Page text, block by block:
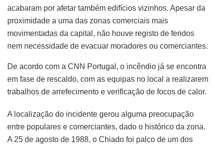
acabaram por afetar também edifícios vizinhos. Apesar da
proximidade a uma das zonas comerciais mais
movimentadas da capital, não houve registo de feridos
nem necessidade de evacuar moradores ou comerciantes.
De acordo com a CNN Portugal, o incêndio já se encontra
em fase de rescaldo, com as equipas no local a realizarem
trabalhos de arrefecimento e verificação de focos de calor.
A localização do incidente gerou alguma preocupação
entre populares e comerciantes, dado o histórico da zona.
A 25 de agosto de 1988, o Chiado foi palco de um dos